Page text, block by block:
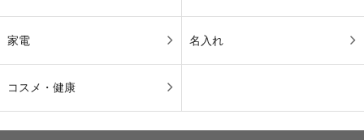
家電 名入れ
コスメ・健康